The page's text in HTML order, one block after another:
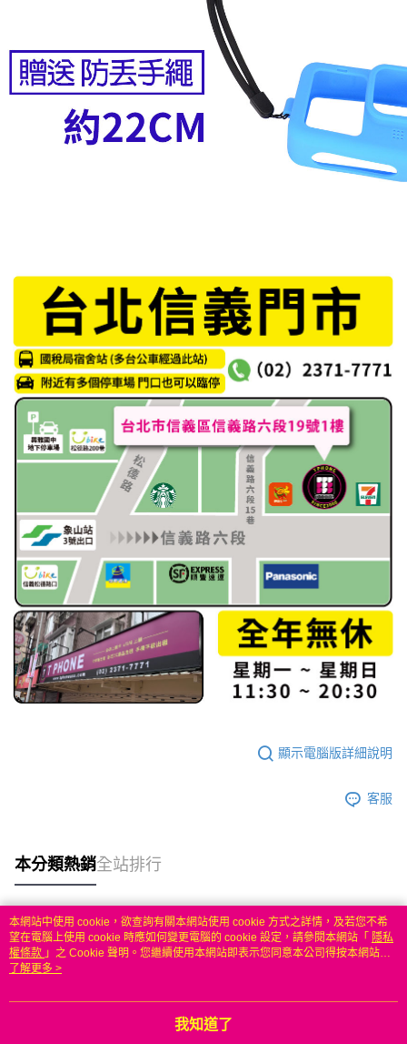
顯示電腦版詳細說明
客服
本分類熱銷全站排行
熱門標籤
本網站中使用 cookie，欲查詢有關本網站使用 cookie 方式之詳情，及若您不希
望在電腦上使用 cookie 時應如何變更電腦的 cookie 設定，請參閱本網站「 隱私
權條款 」之 Cookie 聲明。您繼續使用本網站即表示您同意本公司得按本網站使
用條款之 Cookie 聲明使用 cookie。
了解更多 >
我知道了